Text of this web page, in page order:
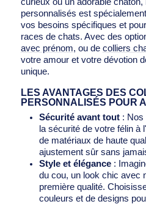
personnalisés est
vos besoins spécifiques et
races de chats. Avec des
avec prénom, ou de colliers
votre amour et votre dévotion
unique.
LES AVANTAGES DES
PERSONNALISÉS POUR
Sécurité avant tout: Nos
la sécurité de votre félin à
de matériaux de haute
ajustement sûr sans
Style et élégance:
du cou, un look chic avec
première qualité.
couleurs et de designs